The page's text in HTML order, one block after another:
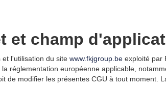
et champ
l'utilisation du site www.fkjgroup.be exploité par
réglementation européenne applicable,
de modifier les présentes CGU à tout moment.